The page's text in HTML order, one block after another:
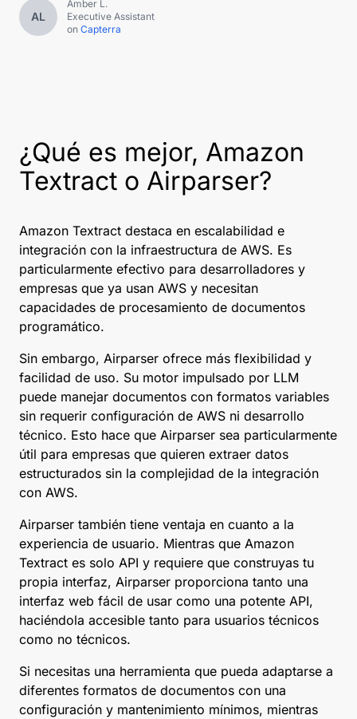
AL
Amber L.
Executive Assistant
on Capterra
¿Qué es mejor, Amazon
Textract o Airparser?
Amazon Textract destaca en escalabilidad e
integración con la infraestructura de AWS. Es
particularmente efectivo para desarrolladores y
empresas que ya usan AWS y necesitan
capacidades de procesamiento de documentos
programático.
Sin embargo, Airparser ofrece más flexibilidad y
facilidad de uso. Su motor impulsado por LLM
puede manejar documentos con formatos variables
sin requerir configuración de AWS ni desarrollo
técnico. Esto hace que Airparser sea particularmente
útil para empresas que quieren extraer datos
estructurados sin la complejidad de la integración
con AWS.
Airparser también tiene ventaja en cuanto a la
experiencia de usuario. Mientras que Amazon
Textract es solo API y requiere que construyas tu
propia interfaz, Airparser proporciona tanto una
interfaz web fácil de usar como una potente API,
haciéndola accesible tanto para usuarios técnicos
como no técnicos.
Si necesitas una herramienta que pueda adaptarse a
diferentes formatos de documentos con una
configuración y mantenimiento mínimos, mientras